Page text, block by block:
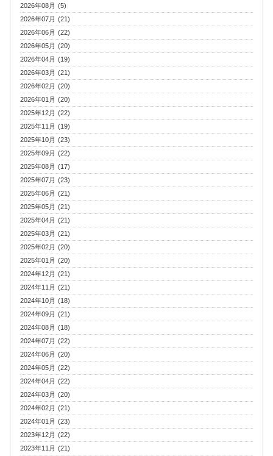
2026年08月 (5)
2026年07月 (21)
2026年06月 (22)
2026年05月 (20)
2026年04月 (19)
2026年03月 (21)
2026年02月 (20)
2026年01月 (20)
2025年12月 (22)
2025年11月 (19)
2025年10月 (23)
2025年09月 (22)
2025年08月 (17)
2025年07月 (23)
2025年06月 (21)
2025年05月 (21)
2025年04月 (21)
2025年03月 (21)
2025年02月 (20)
2025年01月 (20)
2024年12月 (21)
2024年11月 (21)
2024年10月 (18)
2024年09月 (21)
2024年08月 (18)
2024年07月 (22)
2024年06月 (20)
2024年05月 (22)
2024年04月 (22)
2024年03月 (20)
2024年02月 (21)
2024年01月 (23)
2023年12月 (22)
2023年11月 (21)